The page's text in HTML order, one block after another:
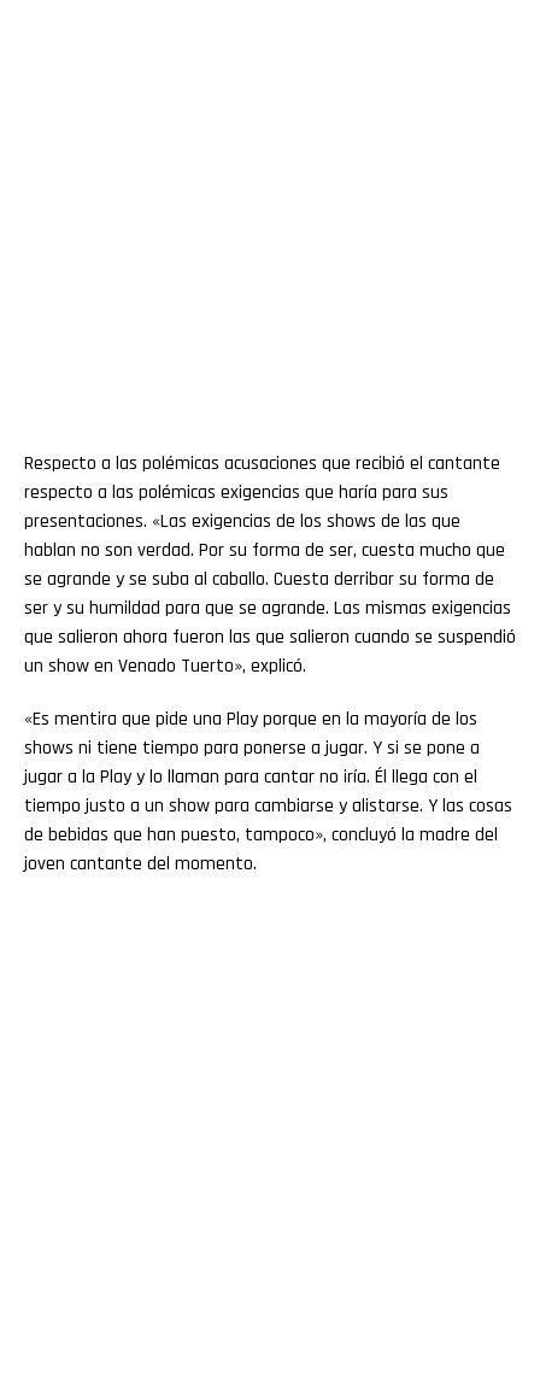
Respecto a las polémicas acusaciones que recibió el cantante
respecto a las polémicas exigencias que haría para sus
presentaciones. «Las exigencias de los shows de las que
hablan no son verdad. Por su forma de ser, cuesta mucho que
se agrande y se suba al caballo. Cuesta derribar su forma de
ser y su humildad para que se agrande. Las mismas exigencias
que salieron ahora fueron las que salieron cuando se suspendió
un show en Venado Tuerto», explicó.
«Es mentira que pide una Play porque en la mayoría de los
shows ni tiene tiempo para ponerse a jugar. Y si se pone a
jugar a la Play y lo llaman para cantar no iría. Él llega con el
tiempo justo a un show para cambiarse y alistarse. Y las cosas
de bebidas que han puesto, tampoco», concluyó la madre del
joven cantante del momento.